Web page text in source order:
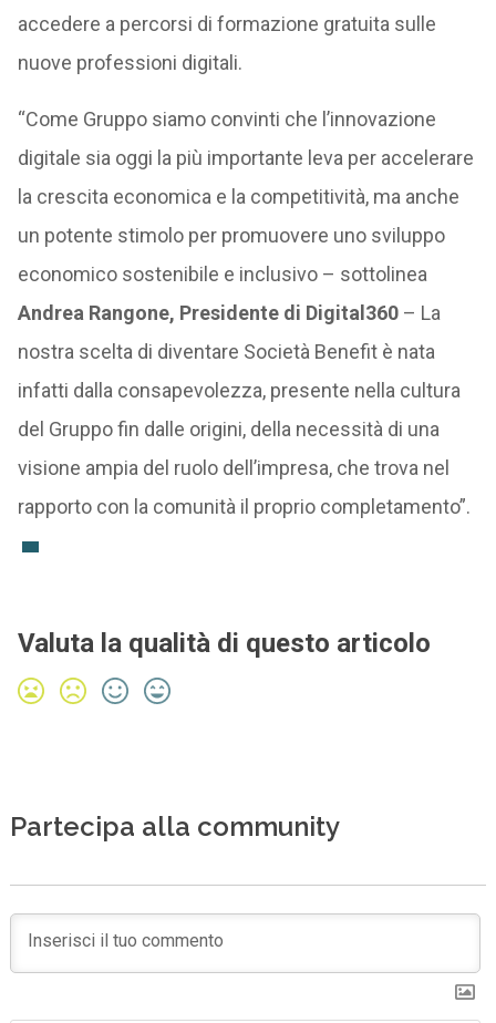
accedere a percorsi di formazione gratuita sulle
nuove professioni digitali.
“Come Gruppo siamo convinti che l’innovazione
digitale sia oggi la più importante leva per accelerare
la crescita economica e la competitività, ma anche
un potente stimolo per promuovere uno sviluppo
economico sostenibile e inclusivo – sottolinea
Andrea Rangone, Presidente di Digital360– La
nostra scelta di diventare Società Benefit è nata
infatti dalla consapevolezza, presente nella cultura
del Gruppo fin dalle origini, della necessità di una
visione ampia del ruolo dell’impresa, che trova nel
rapporto con la comunità il proprio completamento”.
Valuta la qualità di questo articolo
Partecipa alla community